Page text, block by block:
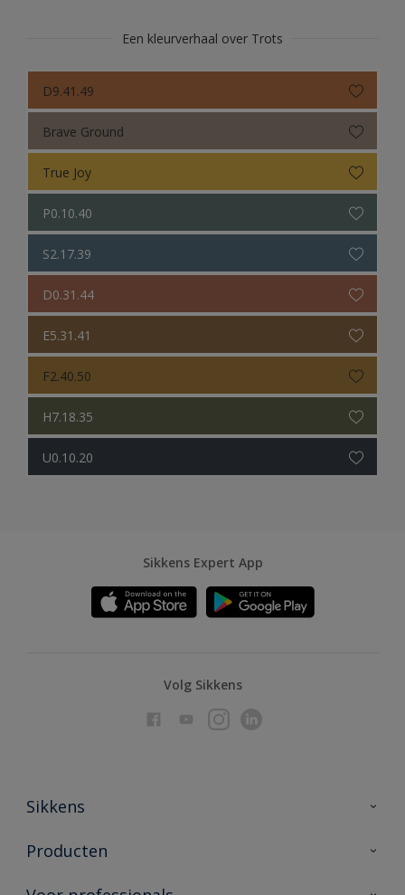
Een kleurverhaal over Trots
D9.41.49
Brave Ground
True Joy
P0.10.40
S2.17.39
D0.31.44
E5.31.41
F2.40.50
H7.18.35
U0.10.20
Sikkens Expert App
Volg Sikkens
Sikkens
Over Sikkens
Producten
Producten voor binnen